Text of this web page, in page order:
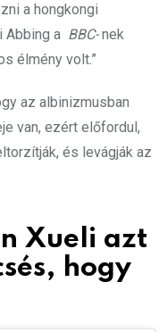
a hongkongi
Abbing a BBC-nek
élmény volt.”
az albinizmusban
van, ezért előfordul,
és levágják az
Xueli azt
hogy